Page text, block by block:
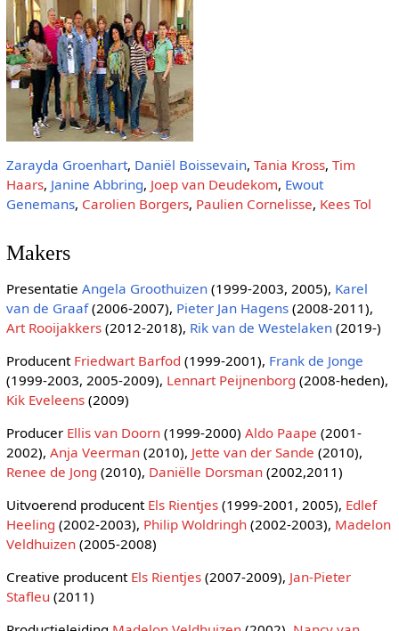
Zarayda Groenhart, Daniël Boissevain, Tania Kross, Tim
Haars, Janine Abbring, Joep van Deudekom, Ewout
Genemans, Carolien Borgers, Paulien Cornelisse, Kees Tol
Makers
Presentatie Angela Groothuizen(1999-2003, 2005), Karel
van de Graaf(2006-2007), Pieter Jan Hagens(2008-2011),
Art Rooijakkers(2012-2018), Rik van de Westelaken(2019-)
Producent Friedwart Barfod (1999-2001), Frank de Jonge
(1999-2003, 2005-2009), Lennart Peijnenborg (2008-heden),
Kik Eveleens(2009)
Producer Ellis van Doorn(1999-2000) Aldo Paape (2001-
2002), Anja Veerman(2010), Jette van der Sande (2010),
Renee de Jong (2010), Daniëlle Dorsman(2002,2011)
Uitvoerend producent Els Rientjes(1999-2001, 2005), Edlef
Heeling (2002-2003), Philip Woldringh(2002-2003), Madelon
Veldhuizen(2005-2008)
Creative producent Els Rientjes(2007-2009), Jan-Pieter
Stafleu (2011)